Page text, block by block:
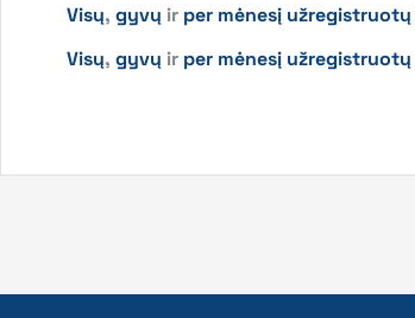
Visų, gyvų ir per mėnesį užregistruotų
Visų, gyvų ir per mėnesį užregistruotų